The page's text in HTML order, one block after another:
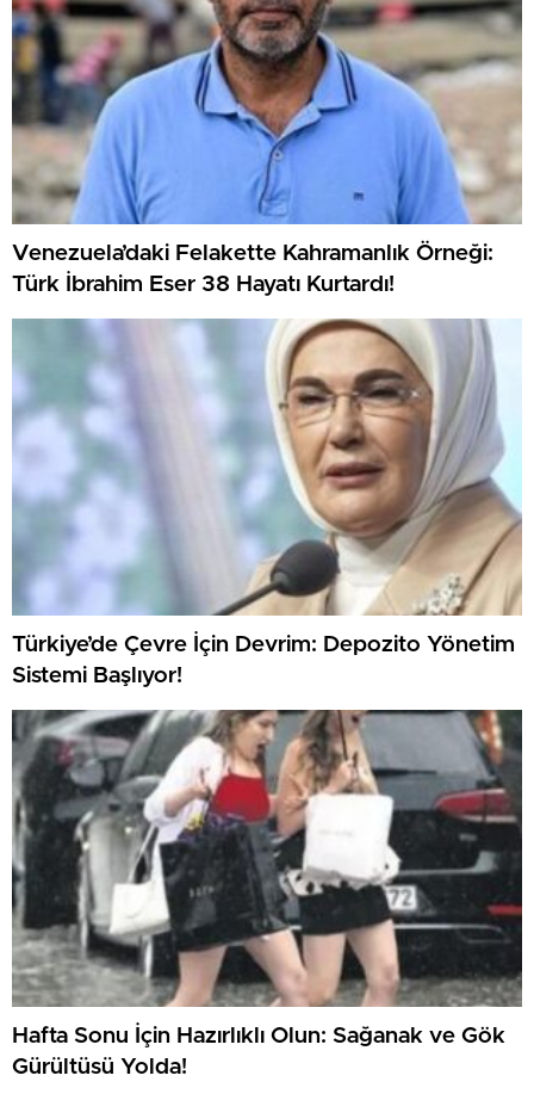
Venezuela’daki Felakette Kahramanlık Örneği:
Türk İbrahim Eser 38 Hayatı Kurtardı!
Türkiye’de Çevre İçin Devrim: Depozito Yönetim
Sistemi Başlıyor!
Hafta Sonu İçin Hazırlıklı Olun: Sağanak ve Gök
Gürültüsü Yolda!